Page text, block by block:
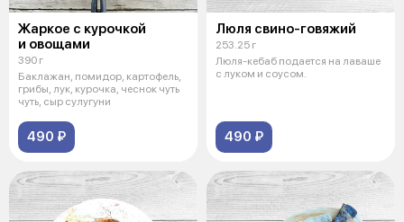
Жаркое с курочкой
и овощами
390 г
Баклажан, помидор, картофель,
грибы, лук, курочка, чеснок чуть
чуть, сыр сулугуни
490 ₽
Люля свино-говяжий
253.25 г
Люля-кебаб подается на лаваше
с луком и соусом.
490 ₽